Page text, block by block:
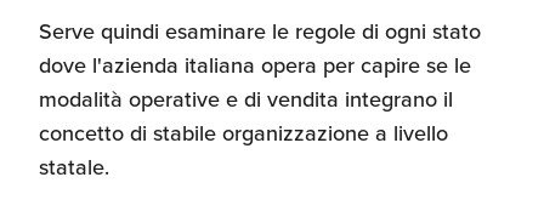
Serve quindi esaminare le regole di ogni stato
dove l'azienda italiana opera per capire se le
modalità operative e di vendita integrano il
concetto di stabile organizzazione a livello
statale.